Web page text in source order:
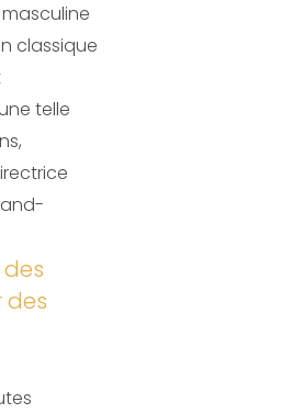
classique
telle
des